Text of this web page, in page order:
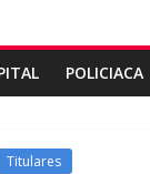
POLICIACA
Titulares